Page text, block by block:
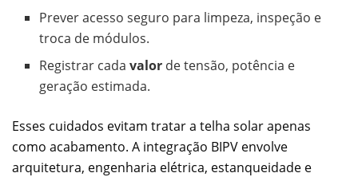
Prever acesso seguro para limpeza, inspeção e
troca de módulos.
Registrar cadavalor de tensão, potência e
geração estimada.
Esses cuidados evitam tratar a telha solar apenas
como acabamento. A integração BIPV envolve
arquitetura, engenharia elétrica, estanqueidade e